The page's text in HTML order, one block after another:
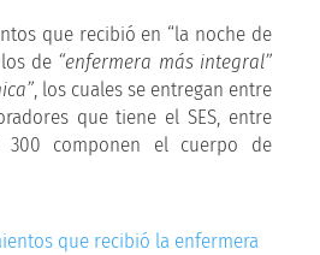
que recibió en “la noche de
de “enfermera más integral”
, los cuales se entregan entre
que tiene el SES, entre
300 componen el cuerpo de